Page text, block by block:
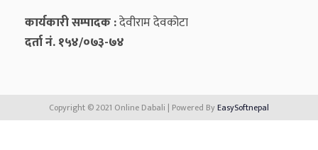
कार्यकारी सम्पादक :देवीराम देवकोटा
दर्ता नं. १५४/०७३-७४
Copyright © 2021 Online Dabali | Powered ByEasySoftnepal